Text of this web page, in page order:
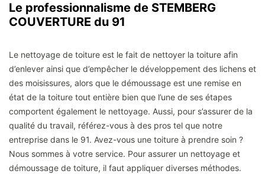
Le professionnalisme de STEMBERG
COUVERTURE du 91
Le nettoyage de toiture est le fait de nettoyer la toiture afin
d’enlever ainsi que d’empêcher le développement des lichens et
des moisissures, alors que le démoussage est une remise en
état de la toiture tout entière bien que l’une de ses étapes
comportent également le nettoyage. Aussi, pour s’assurer de la
qualité du travail, référez-vous à des pros tel que notre
entreprise dans le 91. Avez-vous une toiture à prendre soin ?
Nous sommes à votre service. Pour assurer un nettoyage et
démoussage de toiture, il faut appliquer diverses méthodes.